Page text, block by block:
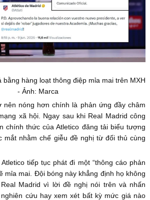
bằng hàng loạt thông điệp mỉa mai trên MXH
- Ảnh: Marca
nên nóng hơn chính là phản ứng đầy châm
xã hội. Ngay sau khi Real Madrid công
chính thức của Atletico đăng tải biểu tượng
mắt nhằm chế giễu đề nghị từ đối thủ cùng
tiếp tục phát đi một “thông cáo phản
mỉa mai. Đội bóng này khẳng định họ không
Madrid vì lời đề nghị nói trên và nhấn
cứu hay xem xét bất kỳ mức giá nào